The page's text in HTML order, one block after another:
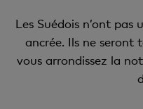
Les Suédois n’ont
ancrée. Ils ne seront
vous arrondissez la